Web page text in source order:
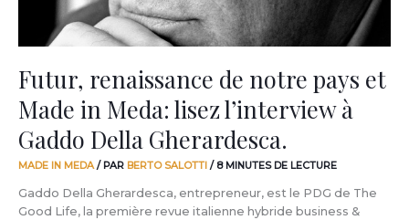
Futur, renaissance de notre pays et
Made in Meda: lisez l’interview à
Gaddo Della Gherardesca.
MADE IN MEDA/ PAR BERTO SALOTTI / 8 MINUTES DE LECTURE
Gaddo Della Gherardesca, entrepreneur, est le PDG de The
Good Life, la première revue italienne hybride business &
l’interview
à
Della
Gherardesca.